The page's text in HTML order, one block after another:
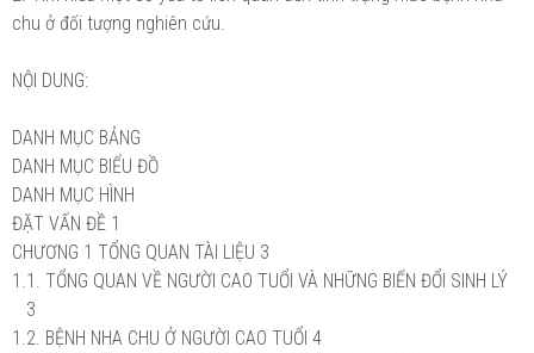
chu ở đối tượng nghiên cứu.
NỘI DUNG:
DANH MỤC BẢNG
DANH MỤC BIỂU ĐỒ
DANH MỤC HÌNH
ĐẶT VẤN ĐỀ 1
CHƯƠNG 1 TỔNG QUAN TÀI LIỆU 3
1.1. TỔNG QUAN VỀ NGƯỜI CAO TUỔI VÀ NHỮNG BIẾN ĐỔI SINH LÝ
3
1.2. BỆNH NHA CHU Ở NGƯỜI CAO TUỔI 4